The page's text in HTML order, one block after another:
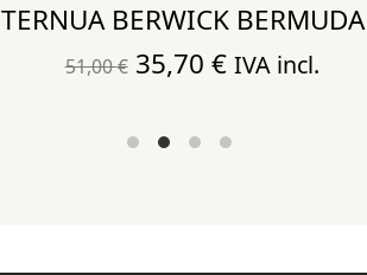
TERNUA BERWICK BERMUDA
51,00€ El
original
35,70 €El
actual
IVA incl.